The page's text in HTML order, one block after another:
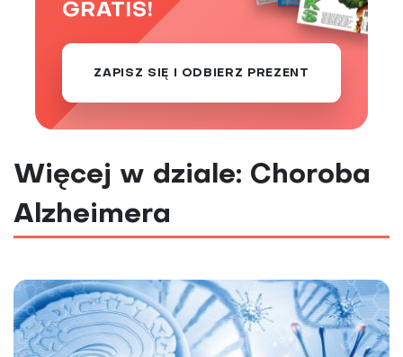
GRATIS!
ZAPISZ SIĘ I ODBIERZ PREZENT
Więcej w dziale: Choroba
Alzheimera